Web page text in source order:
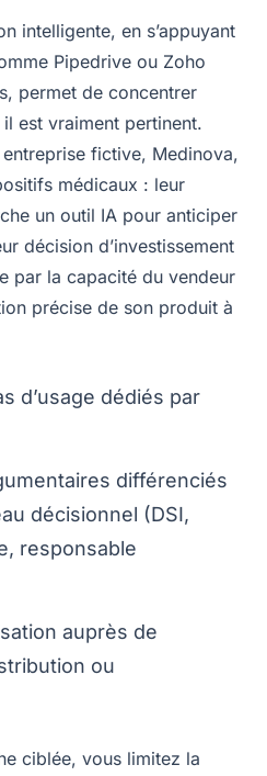
intelligente, en s’appuyant
Pipedrive ou Zoho
permet de concentrer
est vraiment pertinent.
entreprise fictive, Medinova,
médicaux : leur
un outil IA pour anticiper
décision d’investissement
par la capacité du vendeur
précise de son produit à
d’usage dédiés par
différenciés
décisionnel (DSI,
responsable
auprès de
ou
ciblée, vous limitez la